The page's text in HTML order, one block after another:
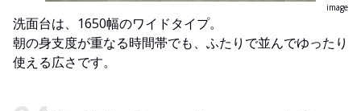
image
洗面台は、1650幅のワイドタイプ。
朝の身支度が重なる時間帯でも、ふたりで並んでゆったり
使える広さです。